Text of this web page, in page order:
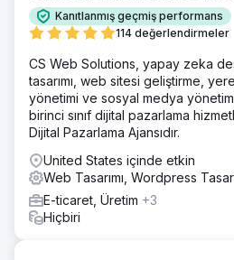
Kanıtlanmış geçmiş performans
114 değerlendirmeler
CS Web Solutions, yapay zeka
tasarımı, web sitesi geliştirme,
yönetimi ve sosyal medya
birinci sınıf dijital pazarlama
Dijital Pazarlama Ajansıdır.
United States içinde etkin
Web Tasarımı, Wordpress
E-ticaret, Üretim +3
Hiçbiri